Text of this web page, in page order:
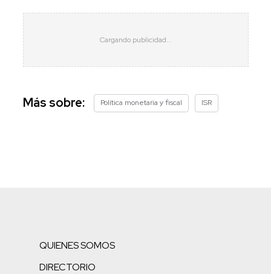
Más sobre: Política monetaria y fiscal ISR
QUIENES SOMOS
DIRECTORIO